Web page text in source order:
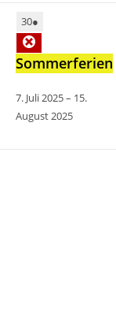
30●
Sommerferien
7. Juli 2025– 15.
August 2025